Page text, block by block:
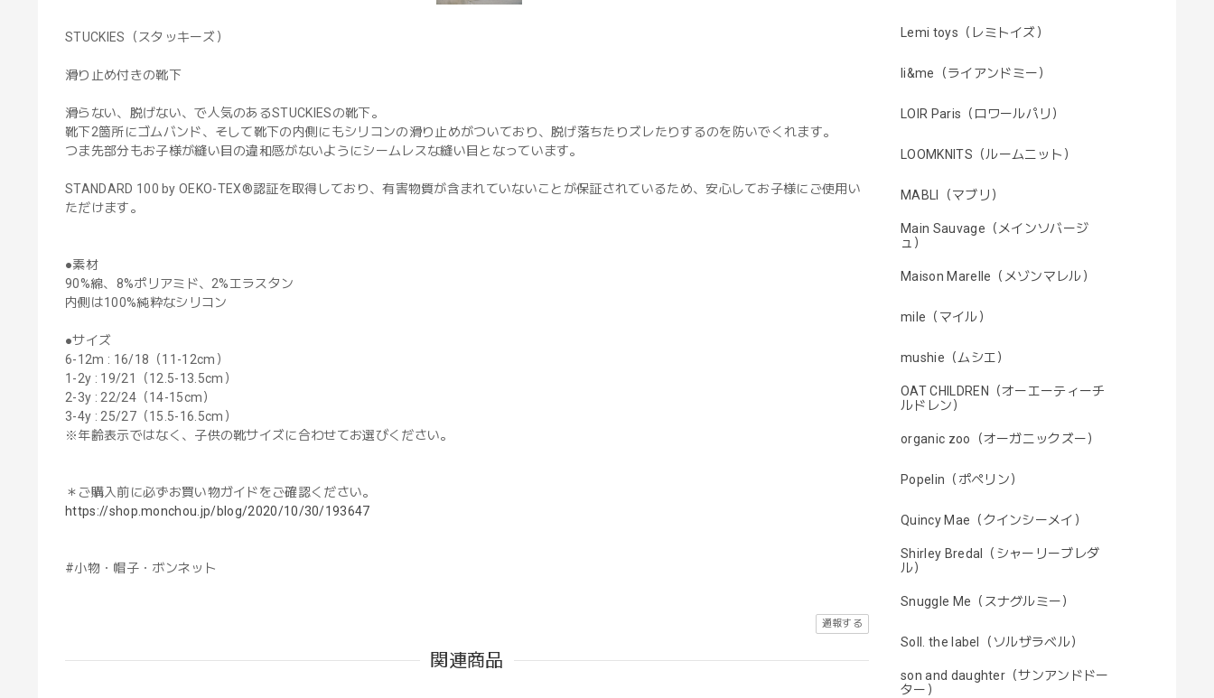
Lemi toys（レミトイズ）
li&me（ライアンドミー）
LOIR Paris（ロワールパリ）
LOOMKNITS（ルームニット）
MABLI（マブリ）
Main Sauvage（メインソバージ
ュ）
Maison Marelle（メゾンマレル）
mile（マイル）
mushie（ムシエ）
OAT CHILDREN（オーエーティーチ
ルドレン）
organic zoo（オーガニックズー）
Popelin（ポペリン）
Quincy Mae（クインシーメイ）
Shirley Bredal（シャーリーブレダ
ル）
Snuggle Me（スナグルミー）
Soll. the label（ソルザラベル）
son and daughter（サンアンドドー
ター）
STUCKIES（スタッキーズ）
滑り止め付きの靴下
滑らない、脱げない、で人気のあるSTUCKIESの靴下。
靴下2箇所にゴムバンド、そして靴下の内側にもシリコンの滑り止めがついており、脱げ落ちたりズレたりするのを防いでくれます。
つま先部分もお子様が縫い目の違和感がないようにシームレスな縫い目となっています。
STANDARD 100 by OEKO-TEX®認証を取得しており、有害物質が含まれていないことが保証されているため、安心してお子様にご使用い
ただけます。
●素材
90%綿、8%ポリアミド、2%エラスタン
内側は100%純粋なシリコン
●サイズ
6-12m : 16/18（11-12cm）
1-2y : 19/21（12.5-13.5cm）
2-3y : 22/24（14-15cm）
3-4y : 25/27（15.5-16.5cm）
※年齢表示ではなく、子供の靴サイズに合わせてお選びください。
＊ご購入前に必ずお買い物ガイドをご確認ください。
https://shop.monchou.jp/blog/2020/10/30/193647
#小物・帽子・ボンネット
通報する
関連商品